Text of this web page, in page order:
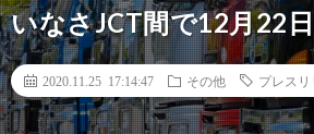
いなさJCT間で12月22
2020.11.25 17:14:47 その他 プレス